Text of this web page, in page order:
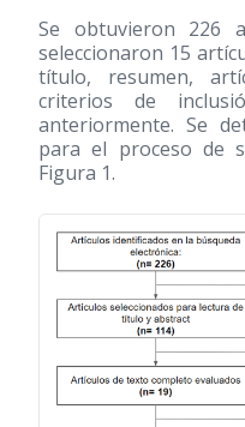
Se obtuvieron 226
seleccionaron 15
título, resumen,
criterios de
anteriormente. Se
para el proceso de
Figura 1.